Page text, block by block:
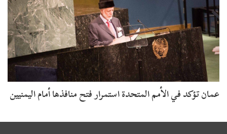
عمان تؤكد في الأمم المتحدة استمرار فتح منافذها أمام اليمنيين